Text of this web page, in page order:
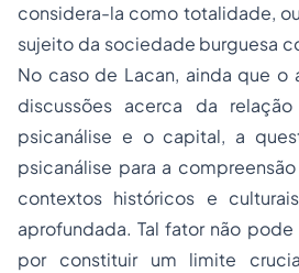
considera-la como totalidade,
sujeito da sociedade burguesa
No caso de Lacan, ainda que o
discussões acerca da
psicanálise e o capital, a
psicanálise para a
contextos históricos e
aprofundada. Tal fator não
por constituir um limite